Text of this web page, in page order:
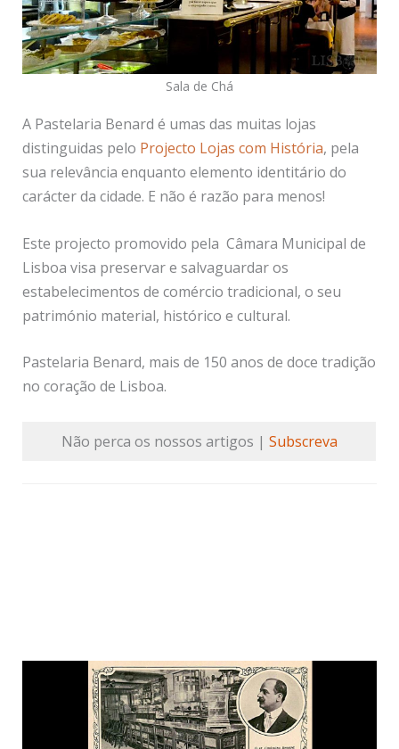
Sala de Chá
A Pastelaria Benard é umas das muitas lojas
distinguidas pelo Projecto Lojas com História, pela
sua relevância enquanto elemento identitário do
carácter da cidade. E não é razão para menos!
Este projecto promovido pela Câmara Municipal de
Lisboa visa preservar e salvaguardar os
estabelecimentos de comércio tradicional, o seu
património material, histórico e cultural.
Pastelaria Benard, mais de 150 anos de doce tradição
no coração de Lisboa.
Não perca os nossos artigos | Subscreva